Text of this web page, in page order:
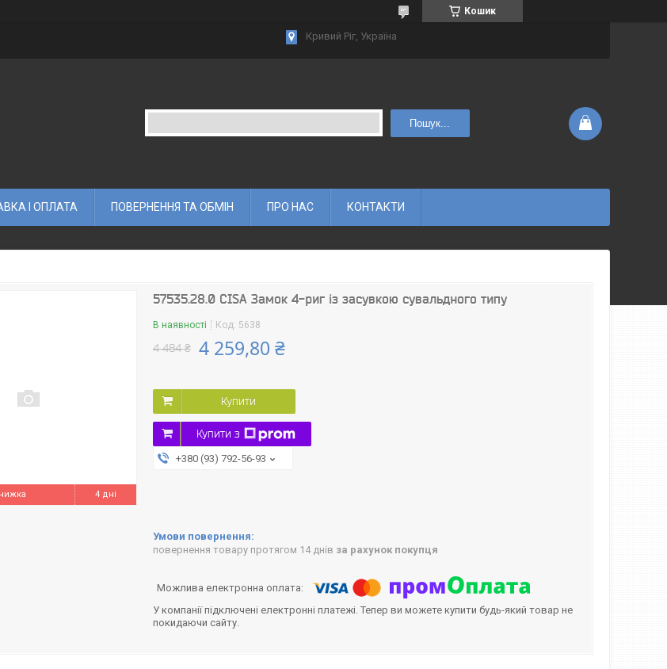
Кошик
Кривий Ріг, Україна
Пошук...
І ОПЛАТА ПОВЕРНЕННЯ ТА ОБМІН ПРО НАС КОНТАКТИ
4 дні
57535.28.0 CISA Замок 4-риг із засувкою сувальдного типу
В наявності Код: 5638
4 484 ₴ 4 259,80 ₴
Купити
Купити з
+380 (93) 792-56-93
повернення товару протягом 14 днів за рахунок покупця
У компанії підключені електронні платежі. Тепер ви можете купити будь-який товар не
покидаючи сайту.